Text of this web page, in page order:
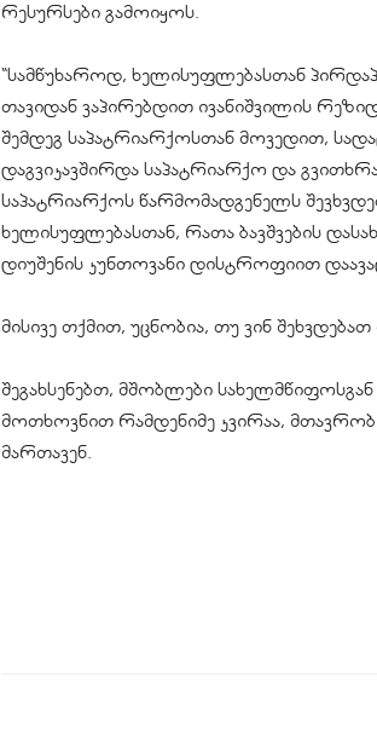
რესურსები გამოიყოს.
“სამწუხაროდ, ხელისუფლებასთან
თავიდან ვაპირებდით ივანიშვილის
შემდეგ საპატრიარქოსთან მოვედით,
დაგვიკავშირდა საპატრიარქო და
საპატრიარქოს წარმომადგენელს
ხელისუფლებასთან, რათა ბავშვების
დიუშენის კუნთოვანი დისტროფიით
მისივე თქმით, უცნობია, თუ ვინ
შეგახსენებთ, მშობლები
მოთხოვნით რამდენიმე კვირაა,
მართავენ.